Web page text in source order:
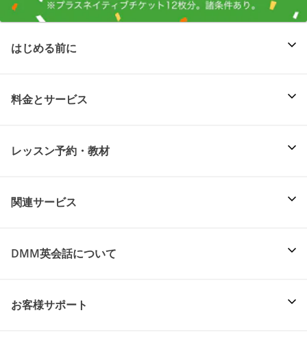
はじめる前に
料金とサービス
レッスン予約・教材
関連サービス
DMM英会話について
お客様サポート